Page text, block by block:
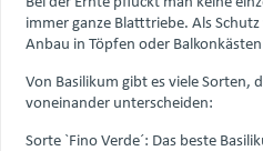
immer ganze Blatttriebe. Als
Anbau in Töpfen oder
Von Basilikum gibt es viele Sorten,
voneinander unterscheiden:
Sorte `Fino Verde´: Das beste